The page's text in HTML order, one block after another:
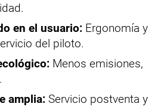
en el usuario: Ergonomía y
del piloto.
Menos emisiones,
amplia: Servicio postventa y